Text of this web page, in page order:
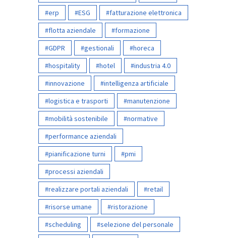
erp
ESG
fatturazione elettronica
flotta aziendale
formazione
GDPR
gestionali
horeca
hospitality
hotel
industria 4.0
innovazione
intelligenza artificiale
logistica e trasporti
manutenzione
mobilità sostenibile
normative
performance aziendali
pianificazione turni
pmi
processi aziendali
realizzare portali aziendali
retail
risorse umane
ristorazione
scheduling
selezione del personale